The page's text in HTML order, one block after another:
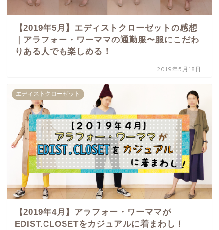
【2019年5月】エディストクローゼットの感想
｜アラフォー・ワーママの通勤服〜服にこだわ
りある人でも楽しめる！
2019年5月18日
エディストクローゼット
【2019年4月】アラフォー・ワーママが
EDIST.CLOSETをカジュアルに着まわし！